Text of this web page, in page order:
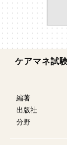
ケアマネ試
編著
出版社
分野